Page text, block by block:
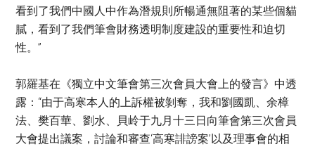
看到了我們中國人中作為潛規則所暢通無阻著的某些個貓
膩，看到了我們筆會財務透明制度建設的重要性和迫切
性。”
郭羅基在《獨立中文筆會第三次會員大會上的發言》中透
露：“由于高寒本人的上訴權被剝奪，我和劉國凱、余樟
法、樊百華、劉水、貝岭于九月十三日向筆會第三次會員
大會提出議案，討論和審查‘高寒誹謗案’以及理事會的相